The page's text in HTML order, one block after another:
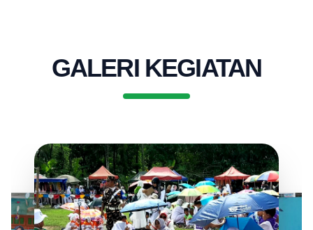
GALERI KEGIATAN